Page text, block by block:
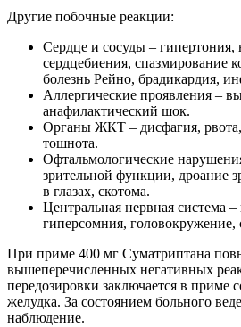
Другие побочные реакции:
Сердце и сосуды – гипертония,
сердцебиения, спазмирование
болезнь Рейно, брадикардия,
Аллергические проявления –
анафилактический шок.
Органы ЖКТ – дисфагия,
тошнота.
Офтальмологические
зрительной функции, дроание
в глазах, скотома.
Центральная нервная система
гиперсомния, головокружение,
При приме 400 мг Суматриптана
вышеперечисленных негативных
передозировки заключается в приме
желудка. За состоянием больного
наблюдение.